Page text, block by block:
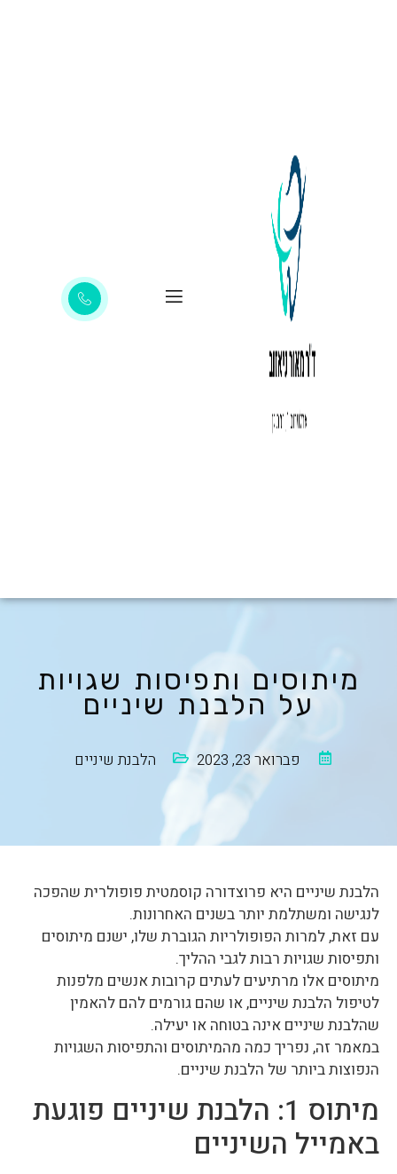
מיתוסים ותפיסות שגויות
על הלבנת שיניים
פברואר 23, 2023 הלבנת שיניים
הלבנת שיניים היא פרוצדורה קוסמטית פופולרית שהפכה
לנגישה ומשתלמת יותר בשנים האחרונות.
עם זאת, למרות הפופולריות הגוברת שלו, ישנם מיתוסים
ותפיסות שגויות רבות לגבי ההליך.
מיתוסים אלו מרתיעים לעתים קרובות אנשים מלפנות
לטיפול הלבנת שיניים, או שהם גורמים להם להאמין
שהלבנת שיניים אינה בטוחה או יעילה.
במאמר זה, נפריך כמה מהמיתוסים והתפיסות השגויות
הנפוצות ביותר של הלבנת שיניים.
מיתוס 1: הלבנת שיניים פוגעת
באמייל השיניים